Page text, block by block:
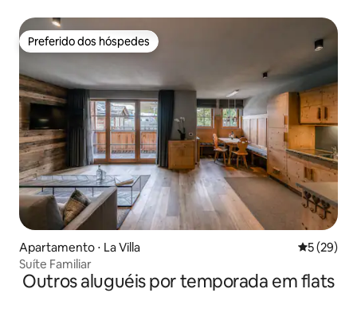
Preferido dos hóspedes
Preferido dos hóspedes
Apartamento ⋅ La Villa 5 de uma
5 (29)
Suíte Familiar
Outros aluguéis por temporada em flats